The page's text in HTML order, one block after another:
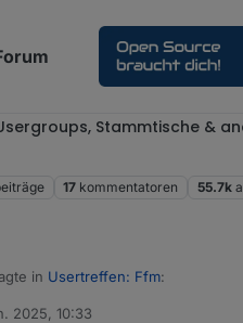
Stammtische &
17 kommentatoren 55.7k
in Usertreffen: Ffm:
2025, 10:33